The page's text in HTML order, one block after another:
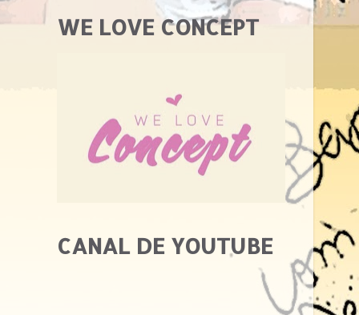
WE LOVE CONCEPT
CANAL DE YOUTUBE